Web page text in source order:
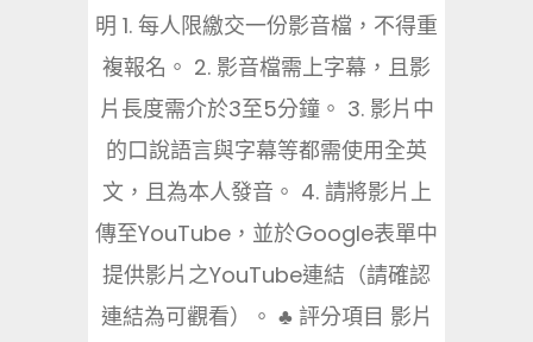
明 1. 每人限繳交一份影音檔，不得重
複報名。 2. 影音檔需上字幕，且影
片長度需介於3至5分鐘。 3. 影片中
的口說語言與字幕等都需使用全英
文，且為本人發音。 4. 請將影片上
傳至YouTube，並於Google表單中
提供影片之YouTube連結（請確認
連結為可觀看）。 ♣ 評分項目 影片